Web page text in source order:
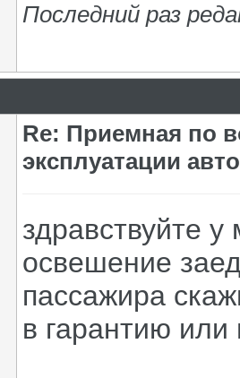
Последний раз
Re: Приемная по
эксплуатации
здравствуйте
освешение
пассажира
в гарантию или